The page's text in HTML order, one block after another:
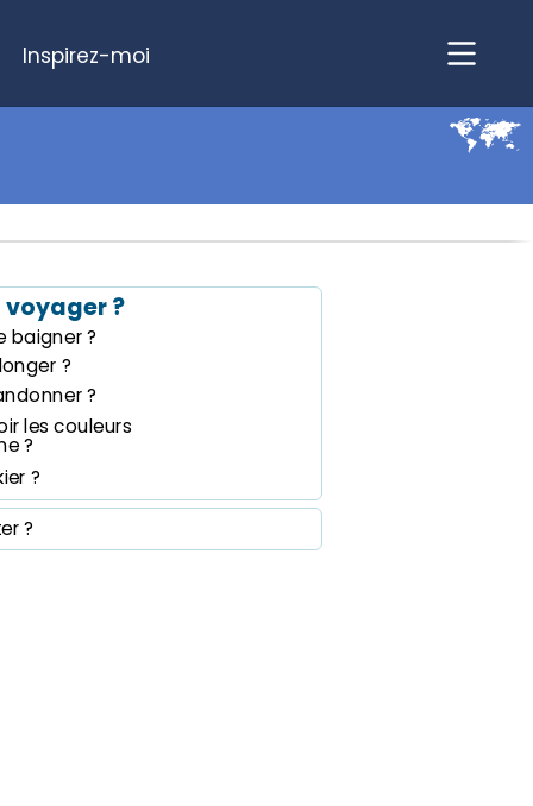
Inspirez-moi
?
baigner ?
?
?
les couleurs
?
?
?